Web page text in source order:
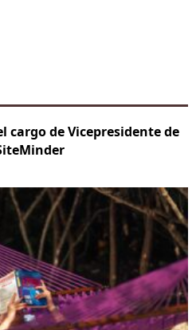
cargo de Vicepresidente de